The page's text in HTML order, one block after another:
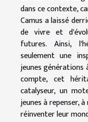
dans ce contexte,
Camus a laissé
de vivre et
futures. Ainsi,
seulement une
jeunes générations
compte, cet
catalyseur, un
jeunes à repenser,
réinventer leur